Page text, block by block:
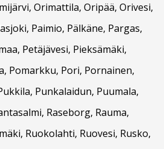
Orimattila, Oripää, Orivesi,
Paimio, Pälkäne, Pargas,
Petäjävesi, Pieksämäki,
Pomarkku, Pori, Pornainen,
Punkalaidun, Puumala,
Raseborg, Rauma,
Ruokolahti, Ruovesi, Rusko,